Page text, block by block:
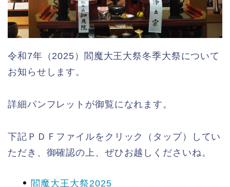
令和7年（2025）閻魔大王大祭冬季大祭について
お知らせします。
詳細パンフレットが御覧になれます。
下記ＰＤＦファイルをクリック（タップ）してい
ただき、御確認の上、ぜひお越しくださいね。
閻魔大王大祭2025